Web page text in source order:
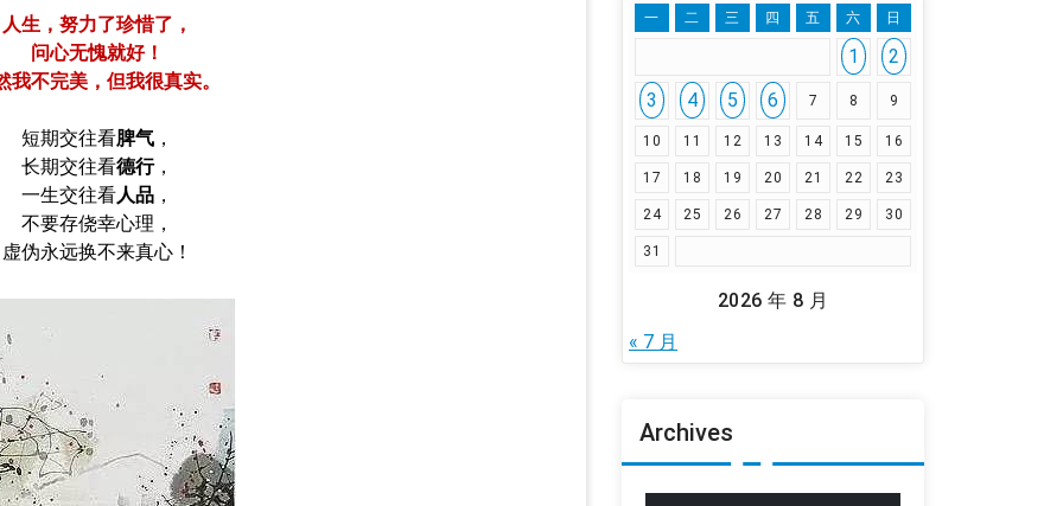
人生，努力了珍惜了，
问心无愧就好！
我不完美，但我很真实。
短期交往看脾气，
长期交往看德行，
一生交往看人品，
不要存侥幸心理，
虚伪永远换不来真心！
2026 年 8 月
一 二 三 四 五 六 日
1
2
3
4 5 6 7 8 9
10 11 12 13 14 15 16
17 18 19 20 21 22 23
24 25 26 27 28 29 30
31
« 7 月
Archives